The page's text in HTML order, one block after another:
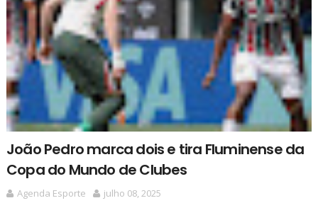
João Pedro marca dois e tira Fluminense da
Copa do Mundo de Clubes
Agenda Esporte
julho 08, 2025